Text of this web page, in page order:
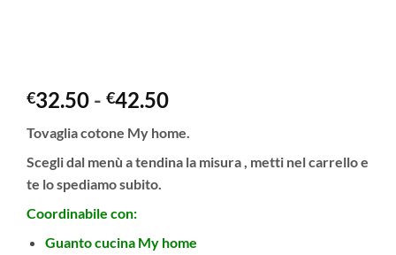
€32.50 - €42.50Fascia
prezzo:
da
Tovaglia cotone My home.
Scegli dal menù a tendina la misura , metti nel carrello e
te lo spediamo subito.
Coordinabile con:
Guanto cucina My home